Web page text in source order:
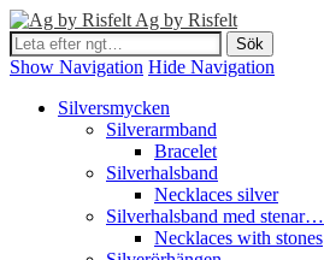
Ag by Risfelt
Show Navigation Hide Navigation
Silversmycken
Silverarmband
Bracelet
Silverhalsband
Necklaces silver
Silverhalsband med stenar…
Necklaces with stones